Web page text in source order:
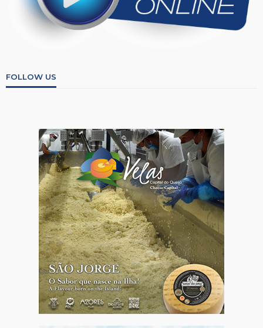
FOLLOW US